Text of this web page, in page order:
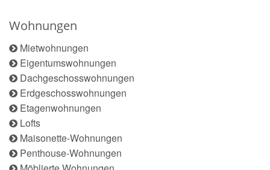
Wohnungen
Mietwohnungen
Eigentumswohnungen
Dachgeschosswohnungen
Erdgeschosswohnungen
Etagenwohnungen
Lofts
Maisonette-Wohnungen
Penthouse-Wohnungen